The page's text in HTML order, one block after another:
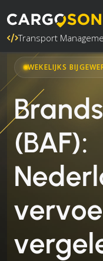
Transport
WEKELIJKS
(BAF):